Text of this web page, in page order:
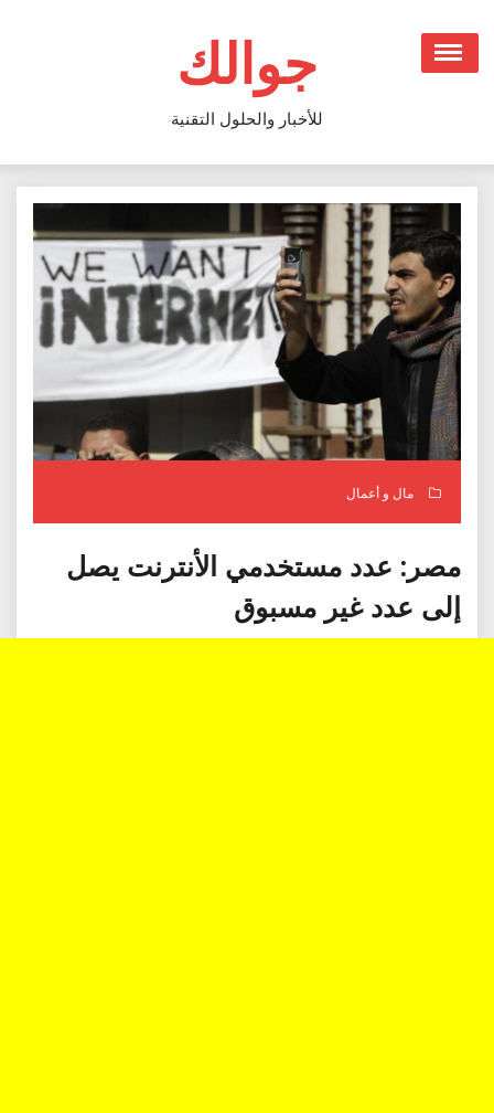
content
جوالك
للأخبار والحلول التقنية
مال و أعمال
مصر: عدد مستخدمي الأنترنت يصل
إلى عدد غير مسبوق